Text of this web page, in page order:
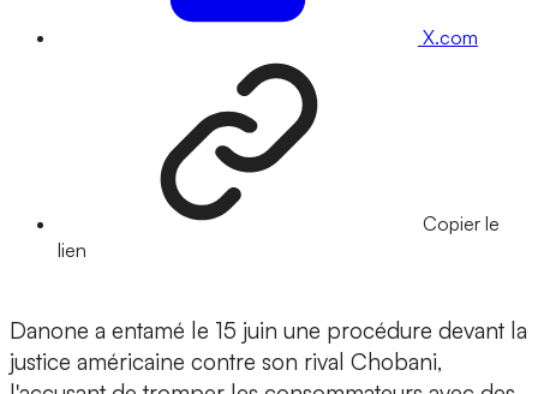
X.com
Copier le
lien
Danone a entamé le 15 juin une procédure devant la
justice américaine contre son rival Chobani,